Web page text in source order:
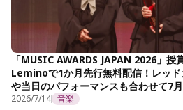
「MUSIC AWARDS JAPAN 2026」授
Leminoで1か月先行無料配信！レッ
や当日のパフォーマンスも合わせて7
2026/7/14 音楽